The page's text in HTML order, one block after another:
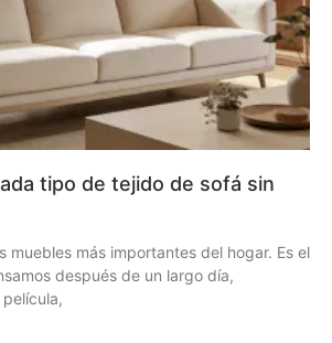
tipo de tejido de sofá sin
muebles más importantes del hogar. Es el
después de un largo día,